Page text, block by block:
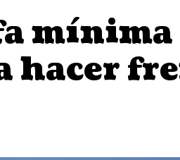
mínima
hacer